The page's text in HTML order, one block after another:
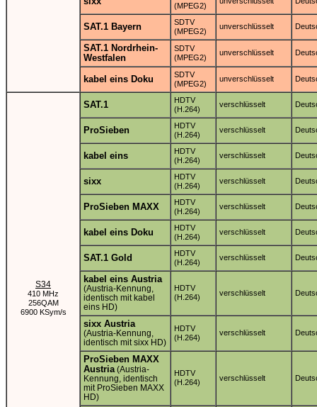
(MPEG2)
SAT.1 Bayern
SDTV
(MPEG2)
unverschlüsselt
SAT.1 Nordrhein-
Westfalen
SDTV
(MPEG2)
unverschlüsselt
kabel eins Doku
SDTV
(MPEG2)
unverschlüsselt
S34
410 MHz
256QAM
6900 KSym/s
SAT.1
HDTV
(H.264)
verschlüsselt
ProSieben
HDTV
(H.264)
verschlüsselt
kabel eins
HDTV
(H.264)
verschlüsselt
sixx
HDTV
(H.264)
verschlüsselt
ProSieben MAXX
HDTV
(H.264)
verschlüsselt
kabel eins Doku
HDTV
(H.264)
verschlüsselt
SAT.1 Gold
HDTV
(H.264)
verschlüsselt
kabel eins Austria
(Austria-Kennung,
identisch mit kabel
eins HD)
HDTV
(H.264)
verschlüsselt
sixx Austria
(Austria-Kennung,
identisch mit sixx HD)
HDTV
(H.264)
verschlüsselt
ProSieben MAXX
Austria(Austria-
Kennung, identisch
mit ProSieben MAXX
HD)
HDTV
(H.264)
verschlüsselt